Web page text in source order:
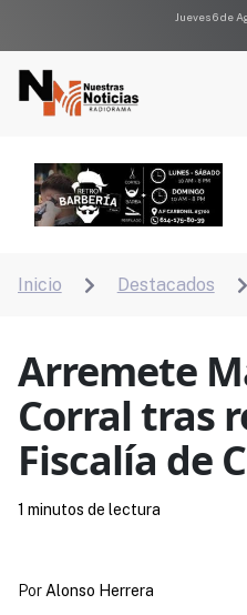
Jueves 6 de
Inicio  Destacados 
Arremete
Corral tras
Fiscalía de
Por Alonso Herrera
1 minutos de lectura